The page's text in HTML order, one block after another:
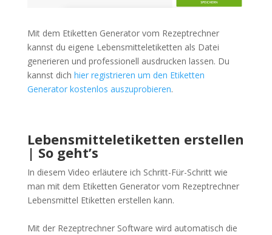
Mit dem Etiketten Generator vom Rezeptrechner
kannst du eigene Lebensmitteletiketten als Datei
generieren und professionell ausdrucken lassen. Du
kannst dich hier registrieren um den Etiketten
Generator kostenlos auszuprobieren.
Lebensmitteletiketten erstellen
| So geht’s
In diesem Video erläutere ich Schritt-Für-Schritt wie
man mit dem Etiketten Generator vom Rezeptrechner
Lebensmittel Etiketten erstellen kann.
Mit der Rezeptrechner Software wird automatisch die